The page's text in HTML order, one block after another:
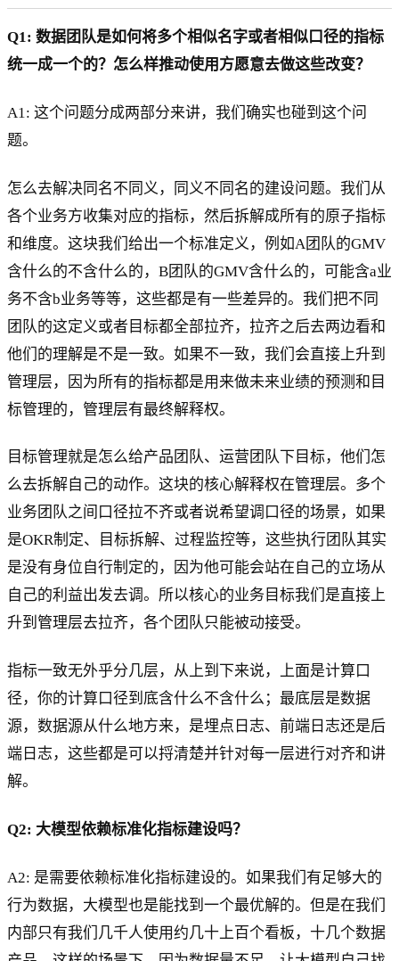
Q1: 数据团队是如何将多个相似名字或者相似口径的指标
统一成一个的？怎么样推动使用方愿意去做这些改变？
A1: 这个问题分成两部分来讲，我们确实也碰到这个问
题。
怎么去解决同名不同义，同义不同名的建设问题。我们从
各个业务方收集对应的指标，然后拆解成所有的原子指标
和维度。这块我们给出一个标准定义，例如A团队的GMV
含什么的不含什么的，B团队的GMV含什么的，可能含a业
务不含b业务等等，这些都是有一些差异的。我们把不同
团队的这定义或者目标都全部拉齐，拉齐之后去两边看和
他们的理解是不是一致。如果不一致，我们会直接上升到
管理层，因为所有的指标都是用来做未来业绩的预测和目
标管理的，管理层有最终解释权。
目标管理就是怎么给产品团队、运营团队下目标，他们怎
么去拆解自己的动作。这块的核心解释权在管理层。多个
业务团队之间口径拉不齐或者说希望调口径的场景，如果
是OKR制定、目标拆解、过程监控等，这些执行团队其实
是没有身位自行制定的，因为他可能会站在自己的立场从
自己的利益出发去调。所以核心的业务目标我们是直接上
升到管理层去拉齐，各个团队只能被动接受。
指标一致无外乎分几层，从上到下来说，上面是计算口
径，你的计算口径到底含什么不含什么；最底层是数据
源，数据源从什么地方来，是埋点日志、前端日志还是后
端日志，这些都是可以捋清楚并针对每一层进行对齐和讲
解。
Q2: 大模型依赖标准化指标建设吗？
A2: 是需要依赖标准化指标建设的。如果我们有足够大的
行为数据，大模型也是能找到一个最优解的。但是在我们
内部只有我们几千人使用约几十上百个看板，十几个数据